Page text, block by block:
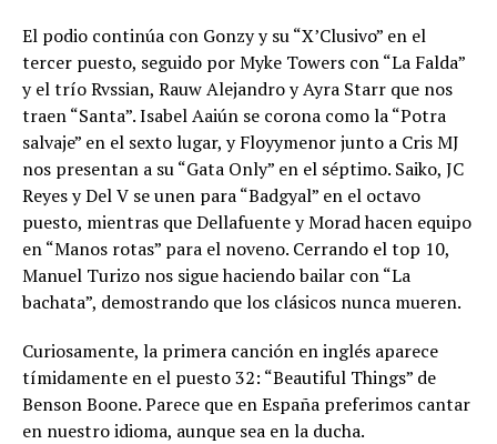
El podio continúa con Gonzy y su “X’Clusivo” en el
tercer puesto, seguido por Myke Towers con “La Falda”
y el trío Rvssian, Rauw Alejandro y Ayra Starr que nos
traen “Santa”. Isabel Aaiún se corona como la “Potra
salvaje” en el sexto lugar, y Floyymenor junto a Cris MJ
nos presentan a su “Gata Only” en el séptimo. Saiko, JC
Reyes y Del V se unen para “Badgyal” en el octavo
puesto, mientras que Dellafuente y Morad hacen equipo
en “Manos rotas” para el noveno. Cerrando el top 10,
Manuel Turizo nos sigue haciendo bailar con “La
bachata”, demostrando que los clásicos nunca mueren.
Curiosamente, la primera canción en inglés aparece
tímidamente en el puesto 32: “Beautiful Things” de
Benson Boone. Parece que en España preferimos cantar
en nuestro idioma, aunque sea en la ducha.